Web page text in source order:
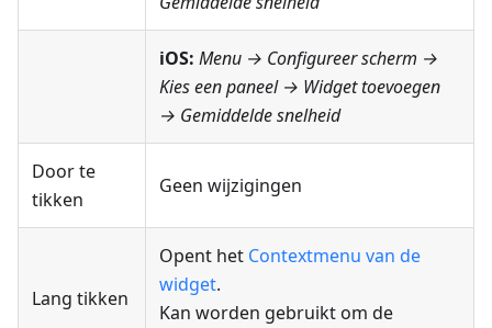
iOS: Menu → Configureer scherm →
Kies een paneel → Widget toevoegen
→ Gemiddelde snelheid
Door te
tikken
Geen wijzigingen
Lang tikken
Opent het Contextmenu van de
widget.
Kan worden gebruikt om de